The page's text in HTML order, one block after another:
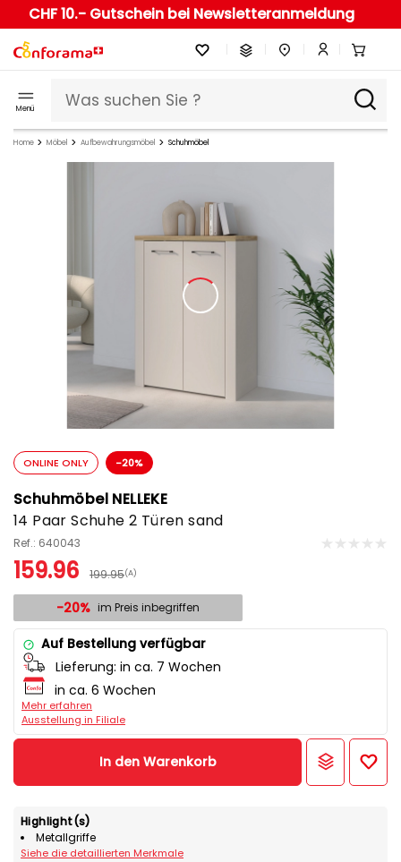
CHF 10.- Gutschein bei Newsletteranmeldung
Menü
Home Möbel Aufbewahrungsmöbel Schuhmöbel
ONLINE ONLY -20%
Schuhmöbel NELLEKE
14 Paar Schuhe 2 Türen sand
Ref.: 640043
159.96 199.95(A)
-20% im Preis inbegriffen
Auf Bestellung verfügbar
Lieferung: in ca. 7 Wochen
in ca. 6 Wochen
Mehr erfahren
Ausstellung in Filiale
In den Warenkorb
Highlight(s)
Metallgriffe
Siehe die detaillierten Merkmale